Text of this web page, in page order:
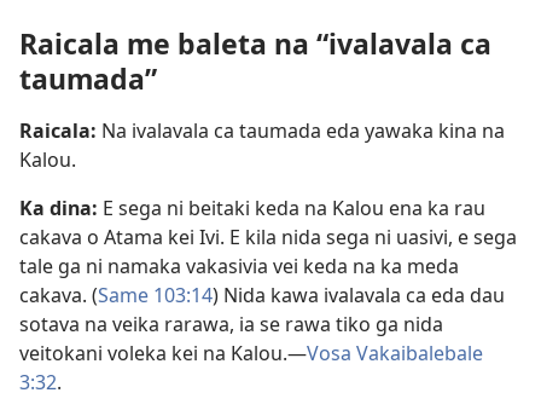
Raicala me baleta na “ivalavala ca
taumada”
Raicala: Na ivalavala ca taumada eda yawaka kina na
Kalou.
Ka dina: E sega ni beitaki keda na Kalou ena ka rau
cakava o Atama kei Ivi. E kila nida sega ni uasivi, e sega
tale ga ni namaka vakasivia vei keda na ka meda
cakava. (Same 103:14) Nida kawa ivalavala ca eda dau
sotava na veika rarawa, ia se rawa tiko ga nida
veitokani voleka kei na Kalou.—Vosa Vakaibalebale
3:32.